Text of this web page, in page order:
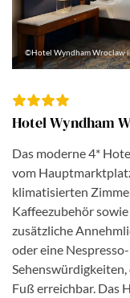
©Hotel Wyndham Wroclaw
Hotel Wyndham
Das moderne 4*
vom
klimatisierten
Kaffeezubehör
zusätzliche
oder eine
Fuß erreichbar. Das